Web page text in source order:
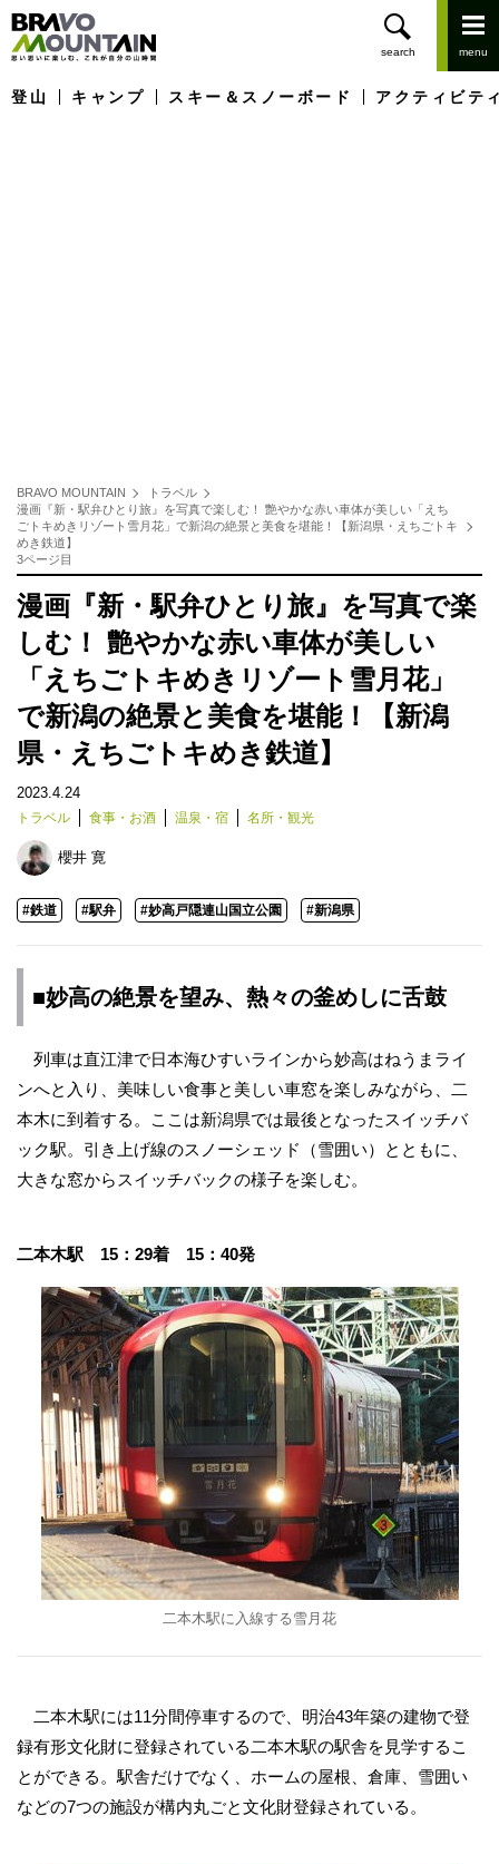
登山 キャンプ スキー＆スノーボード アクティビテ
BRAVO MOUNTAIN
トラベル
漫画『新・駅弁ひとり旅』を写真で楽しむ！ 艶やかな赤い車体が美しい「えち
ごトキめきリゾート雪月花」で新潟の絶景と美食を堪能！【新潟県・えちごトキ
めき鉄道】
3ページ目
漫画『新・駅弁ひとり旅』を写真で楽
しむ！ 艶やかな赤い車体が美しい
「えちごトキめきリゾート雪月花」
で新潟の絶景と美食を堪能！【新潟
県・えちごトキめき鉄道】
2023.4.24
トラベル 食事・お酒 温泉・宿 名所・観光
櫻井 寛
#鉄道 #駅弁 #妙高戸隠連山国立公園 #新潟県
■妙高の絶景を望み、熱々の釜めしに舌鼓
列車は直江津で日本海ひすいラインから妙高はねうまライ
ンへと入り、美味しい食事と美しい車窓を楽しみながら、二
本木に到着する。ここは新潟県では最後となったスイッチバ
ック駅。引き上げ線のスノーシェッド（雪囲い）とともに、
大きな窓からスイッチバックの様子を楽しむ。
二本木駅 15：29着 15：40発
二本木駅に入線する雪月花
二本木駅には11分間停車するので、明治43年築の建物で登
録有形文化財に登録されている二本木駅の駅舎を見学するこ
とができる。駅舎だけでなく、ホームの屋根、倉庫、雪囲い
などの7つの施設が構内丸ごと文化財登録されている。